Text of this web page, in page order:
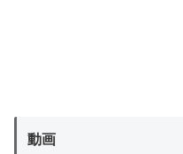
動画